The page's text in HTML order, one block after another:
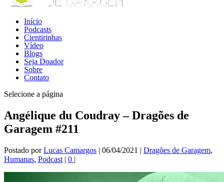
Início
Podcasts
Cientirinhas
Vídeo
Blogs
Seja Doador
Sobre
Contato
Selecione a página
Angélique du Coudray – Dragões de
Garagem #211
Postado porLucas Camargos | 06/04/2021 | Dragões de Garagem,
Humanas, Podcast | 0 |